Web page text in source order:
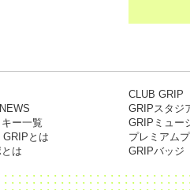
ー一覧
とは
は
CLUB GRIP
GRIPスタジ
GRIPミュー
プレミアム
GRIPバッジ